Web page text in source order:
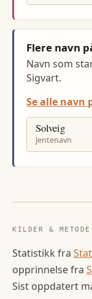
Flere navn
Navn som
Sigvart.
Se alle navn
Solveig
Jentenavn
KILDER & METODE
Statistikk fra
opprinnelse fra
Sist oppdatert